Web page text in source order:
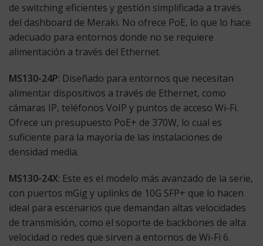
de switching eficientes y gestión simplificada a través
del dashboard de Meraki. No ofrece PoE, lo que lo hace
adecuado para entornos donde no se requiere
alimentación a través del Ethernet.
MS130-24P: Diseñado para entornos que necesitan
alimentar dispositivos a través de Ethernet, como
cámaras IP, teléfonos VoIP y puntos de acceso Wi-Fi.
Ofrece un presupuesto PoE+ de 370W, lo cual es
suficiente para la mayoría de las instalaciones de
densidad media.
MS130-24X: Este es el modelo más avanzado de la serie,
con puertos mGig y uplinks de 10G SFP+ que lo hacen
ideal para escenarios que demandan altas velocidades
de transmisión, como el soporte de backbones de alta
velocidad o redes que sirven a entornos de Wi-Fi 6.